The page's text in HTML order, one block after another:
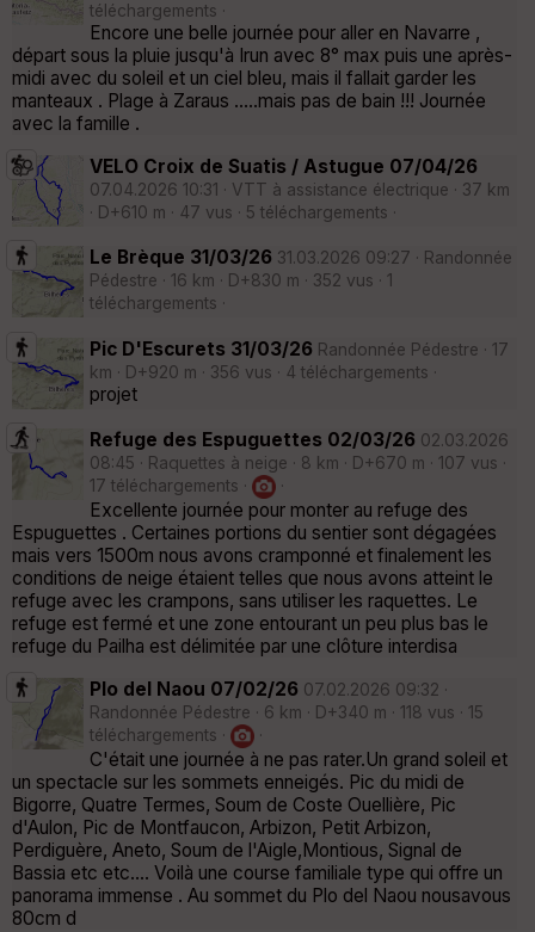
téléchargements ·
Encore une belle journée pour aller en Navarre ,
départ sous la pluie jusqu'à Irun avec 8° max puis une après-
midi avec du soleil et un ciel bleu, mais il fallait garder les
manteaux . Plage à Zaraus .....mais pas de bain !!! Journée
avec la famille .
VELO Croix de Suatis / Astugue 07/04/26
07.04.2026 10:31 · VTT à assistance électrique · 37 km
· D+610 m · 47 vus · 5 téléchargements ·
Le Brèque 31/03/26 31.03.2026 09:27 · Randonnée
Pédestre · 16 km · D+830 m · 352 vus · 1
téléchargements ·
Pic D'Escurets 31/03/26 Randonnée Pédestre · 17
km · D+920 m · 356 vus · 4 téléchargements ·
projet
Refuge des Espuguettes 02/03/26 02.03.2026
08:45 · Raquettes à neige · 8 km · D+670 m · 107 vus ·
17 téléchargements ·
·
Excellente journée pour monter au refuge des
Espuguettes . Certaines portions du sentier sont dégagées
mais vers 1500m nous avons cramponné et finalement les
conditions de neige étaient telles que nous avons atteint le
refuge avec les crampons, sans utiliser les raquettes. Le
refuge est fermé et une zone entourant un peu plus bas le
refuge du Pailha est délimitée par une clôture interdisa
Plo del Naou 07/02/26 07.02.2026 09:32 ·
Randonnée Pédestre · 6 km · D+340 m · 118 vus · 15
téléchargements ·
·
C'était une journée à ne pas rater.Un grand soleil et
un spectacle sur les sommets enneigés. Pic du midi de
Bigorre, Quatre Termes, Soum de Coste Ouellière, Pic
d'Aulon, Pic de Montfaucon, Arbizon, Petit Arbizon,
Perdiguère, Aneto, Soum de l'Aigle,Montious, Signal de
Bassia etc etc.... Voilà une course familiale type qui offre un
panorama immense . Au sommet du Plo del Naou nousavous
80cm d